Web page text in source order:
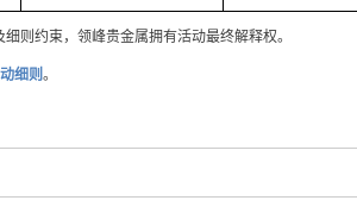
则约束，领峰贵金属拥有活动最终解释权。
细则。